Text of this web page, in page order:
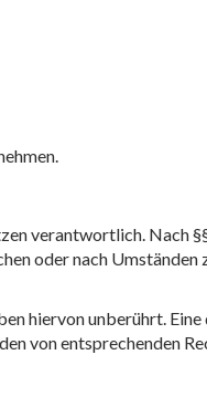
verantwortlich. Nach
oder nach Umständen
hiervon unberührt.
von entsprechenden